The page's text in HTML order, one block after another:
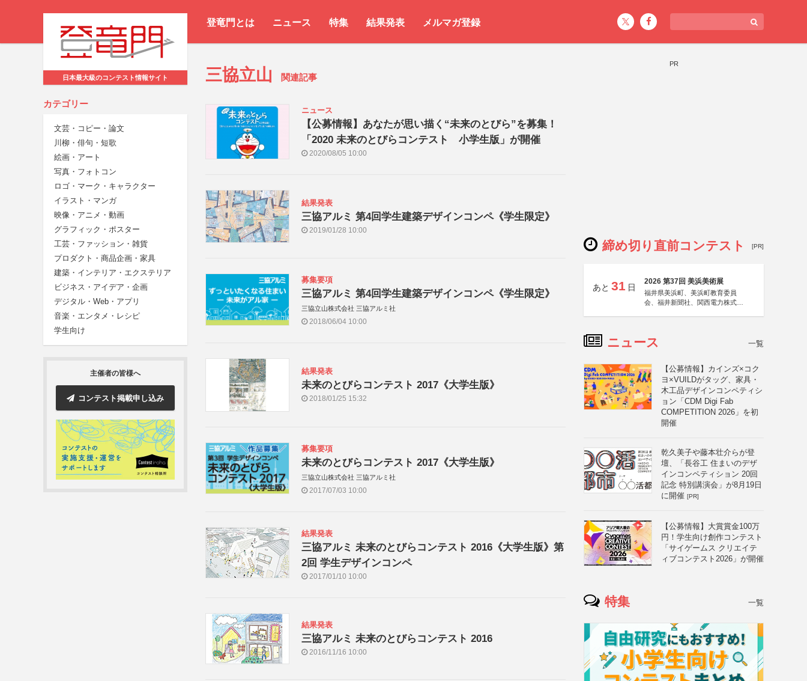
登竜門とは ニュース 特集 結果発表 メルマガ登録
日本最大級のコンテスト情報サイト
カテゴリー
文芸・コピー・論文
川柳・俳句・短歌
絵画・アート
写真・フォトコン
ロゴ・マーク・キャラクター
イラスト・マンガ
映像・アニメ・動画
グラフィック・ポスター
工芸・ファッション・雑貨
プロダクト・商品企画・家具
建築・インテリア・エクステリア
ビジネス・アイデア・企画
デジタル・Web・アプリ
音楽・エンタメ・レシピ
学生向け
主催者の皆様へ
コンテスト掲載申し込み
三協立山 関連記事
ニュース
【公募情報】あなたが思い描く“未来のとびら”を募集！
「2020 未来のとびらコンテスト 小学生版」が開催
2020/08/05 10:00
結果発表
三協アルミ 第4回学生建築デザインコンペ《学生限定》
2019/01/28 10:00
募集要項
三協アルミ 第4回学生建築デザインコンペ《学生限定》
三協立山株式会社 三協アルミ社
2018/06/04 10:00
結果発表
未来のとびらコンテスト 2017《大学生版》
2018/01/25 15:32
募集要項
未来のとびらコンテスト 2017《大学生版》
三協立山株式会社 三協アルミ社
2017/07/03 10:00
結果発表
三協アルミ 未来のとびらコンテスト 2016《大学生版》第
2回 学生デザインコンペ
2017/01/10 10:00
結果発表
三協アルミ 未来のとびらコンテスト 2016
2016/11/16 10:00
PR
締め切り直前コンテスト [PR]
あと 31 日
2026 第37回 美浜美術展
福井県美浜町、美浜町教育委員
会、福井新聞社、関西電力株式会
ニュース 一覧
【公募情報】カインズ×コク
ヨ×VUILDがタッグ、家具・
木工品デザインコンペティシ
ョン「CDM Digi Fab
COMPETITION 2026」を初
開催
乾久美子や藤本壮介らが登
壇、「長谷工 住まいのデザ
インコンペティション 20回
記念 特別講演会」が8月19日
に開催 [PR]
【公募情報】大賞賞金100万
円！学生向け創作コンテスト
「サイゲームス クリエイテ
ィブコンテスト2026」が開催
特集 一覧